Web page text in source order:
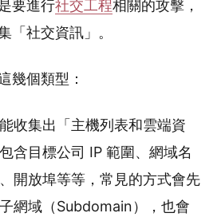
要進行社交工程相關的攻擊，
「社交資訊」。
幾個類型：
收集出「主機列表和雲端資
含目標公司 IP 範圍、網域名
開放埠等等，常見的方式會先
網域（Subdomain），也會